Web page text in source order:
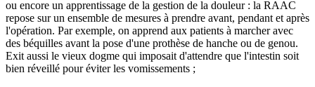
ou encore un apprentissage de la gestion de la douleur : la RAAC
repose sur un ensemble de mesures à prendre avant, pendant et après
l'opération. Par exemple, on apprend aux patients à marcher avec
des béquilles avant la pose d'une prothèse de hanche ou de genou.
Exit aussi le vieux dogme qui imposait d'attendre que l'intestin soit
bien réveillé pour éviter les vomissements ;